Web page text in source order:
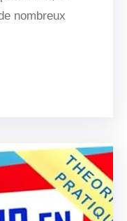
nombreux